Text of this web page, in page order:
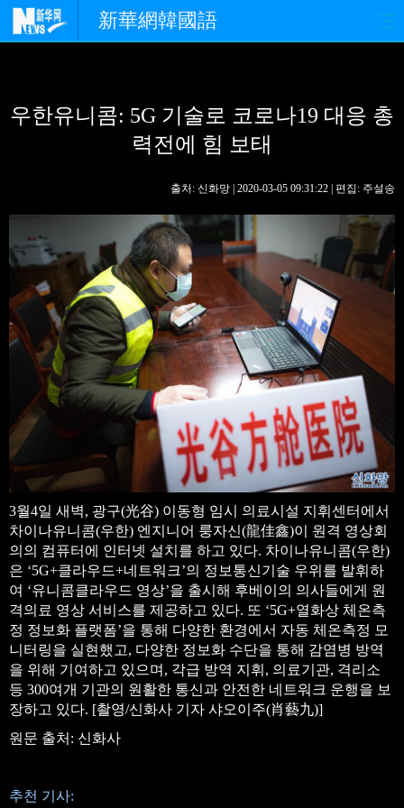
新華網韓國語
경제 사회 포토
핫 TV
생생 중국어
우한유니콤: 5G 기술로 코로나19 대응 총
력전에 힘 보태
출처: 신화망 | 2020-03-05 09:31:22 | 편집: 주설송
3월4일 새벽, 광구(光谷) 이동형 임시 의료시설 지휘센터에서
차이나유니콤(우한) 엔지니어 룽자신(龍佳鑫)이 원격 영상회
의의 컴퓨터에 인터넷 설치를 하고 있다. 차이나유니콤(우한)
은 ‘5G+클라우드+네트워크’의 정보통신기술 우위를 발휘하
여 ‘유니콤클라우드 영상’을 출시해 후베이의 의사들에게 원
격의료 영상 서비스를 제공하고 있다. 또 ‘5G+열화상 체온측
정 정보화 플랫폼’을 통해 다양한 환경에서 자동 체온측정 모
니터링을 실현했고, 다양한 정보화 수단을 통해 감염병 방역
을 위해 기여하고 있으며, 각급 방역 지휘, 의료기관, 격리소
등 300여개 기관의 원활한 통신과 안전한 네트워크 운행을 보
장하고 있다. [촬영/신화사 기자 샤오이주(肖藝九)]
원문 출처: 신화사
추천 기사: